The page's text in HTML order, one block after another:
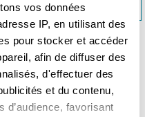
vos données
IP, en utilisant des
pour stocker et accéder
afin de diffuser des
d'effectuer des
et du contenu,
d’audience, favorisant
! À LA MONTAGNE >>